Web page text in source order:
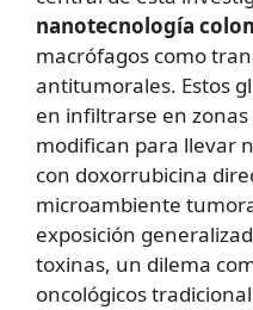
nanotecnología
macrófagos como
antitumorales. Estos
en infiltrarse en
modifican para llevar
con doxorrubicina
microambiente
exposición
toxinas, un dilema
oncológicos